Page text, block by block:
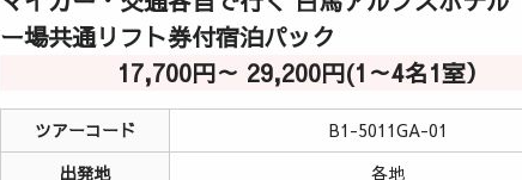
ー場共通リフト券付宿泊パック
17,700円～ 29,200円(1～4名1室）
ツアーコード
B1-5011GA-01
出発地
各地